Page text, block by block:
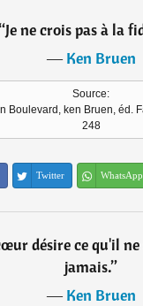
Je ne crois pas à la
―Ken Bruen
Source:
Boulevard, ken Bruen, éd.
248
Twitter WhatsApp
désire ce qu'il
jamais.”
―Ken Bruen